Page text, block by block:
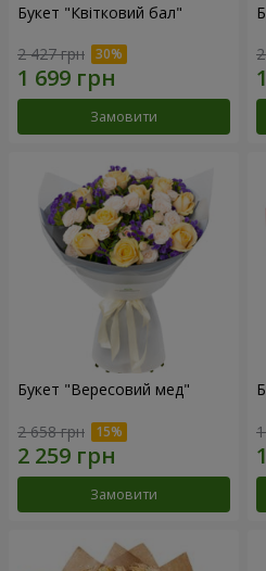
Букет "Квітковий бал"
2 427 грн
Замовити
Букет "Вересовий мед"
2 658 грн
Замовити